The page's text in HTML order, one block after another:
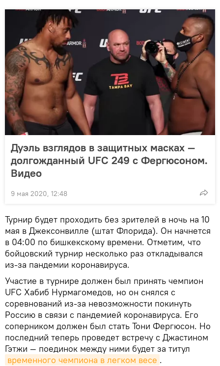
Дуэль взглядов в защитных масках —
долгожданный UFC 249 с Фергюсоном.
Видео
9 мая 2020, 12:48
Турнир будет проходить без зрителей в ночь на 10
мая в Джексонвилле (штат Флорида). Он начнется
в 04:00 по бишкекскому времени. Отметим, что
бойцовский турнир несколько раз откладывался
из-за пандемии коронавируса.
Участие в турнире должен был принять чемпион
UFC Хабиб Нурмагомедов, но он снялся с
соревнований из-за невозможности покинуть
Россию в связи с пандемией коронавируса. Его
соперником должен был стать Тони Фергюсон. Но
последний теперь проведет встречу с Джастином
Гэтжи — поединок между ними будет за титул
временного чемпиона в легком весе .